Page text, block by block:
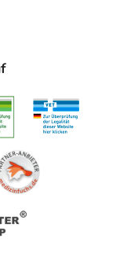
(GPSR)